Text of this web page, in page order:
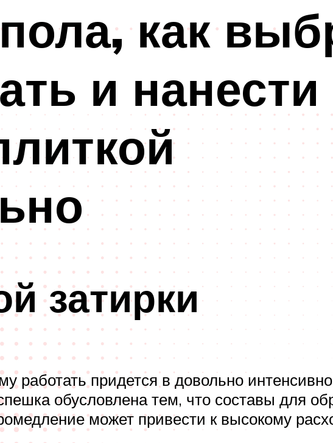
как
и нанести
затирки
работать придется в довольно
обусловлена тем, что составы для
может привести к высокому